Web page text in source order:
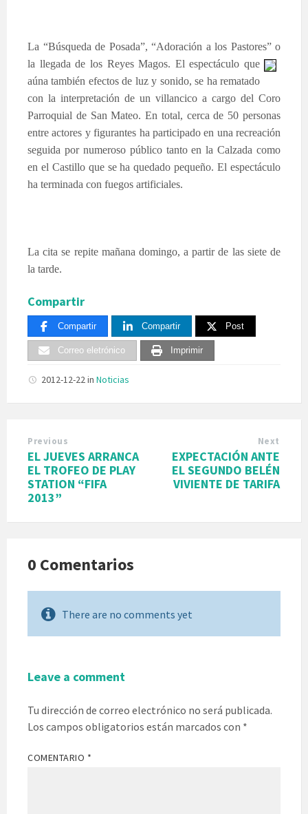
La “Búsqueda de Posada”, “Adoración a los Pastores” o
la llegada de los Reyes Magos. El espectáculo que
aúna también efectos de luz y sonido, se ha rematado
con la interpretación de un villancico a cargo del Coro
Parroquial de San Mateo. En total, cerca de 50 personas
entre actores y figurantes ha participado en una recreación
seguida por numeroso público tanto en la Calzada como
en el Castillo que se ha quedado pequeño. El espectáculo
ha terminada con fuegos artificiales.
La cita se repite mañana domingo, a partir de las siete de
la tarde.
Compartir
Compartir Compartir Post
Correo eletrónico Imprimir
2012-12-22in Noticias
Previous
EL JUEVES ARRANCA
EL TROFEO DE PLAY
STATION “FIFA
2013”
Next
EXPECTACIÓN ANTE
EL SEGUNDO BELÉN
VIVIENTE DE TARIFA
0 Comentarios
There are no comments yet
Leave a comment
Tu dirección de correo electrónico no será publicada.
Los campos obligatorios están marcados con *
COMENTARIO *